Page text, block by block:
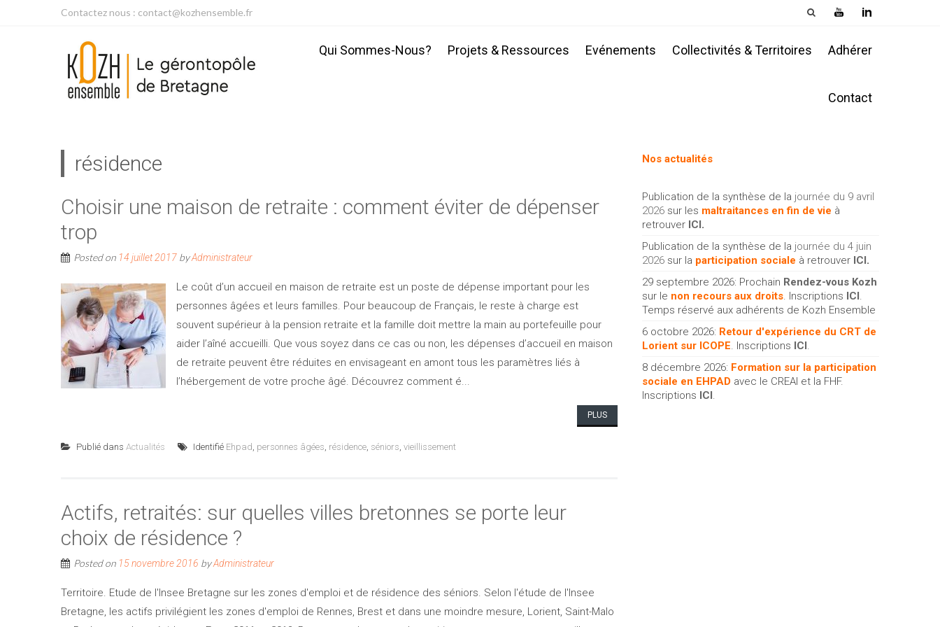
Contactez nous : contact@kozhensemble.fr
Qui Sommes-Nous? Projets & Ressources Evénements Collectivités & Territoires Adhérer
Contact
résidence
Choisir une maison de retraite : comment éviter de dépenser
trop
Posted on 14 juillet 2017 byAdministrateur
Le coût d’un accueil en maison de retraite est un poste de dépense important pour les
personnes âgées et leurs familles. Pour beaucoup de Français, le reste à charge est
souvent supérieur à la pension retraite et la famille doit mettre la main au portefeuille pour
aider l’aîné accueilli. Que vous soyez dans ce cas ou non, les dépenses d’accueil en maison
de retraite peuvent être réduites en envisageant en amont tous les paramètres liés à
l’hébergement de votre proche âgé. Découvrez comment é...
PLUS
Publié dans Actualités Identifié Ehpad, personnes âgées, résidence, séniors, vieillissement
Actifs, retraités: sur quelles villes bretonnes se porte leur
choix de résidence ?
Posted on 15 novembre 2016 byAdministrateur
Territoire. Etude de l'Insee Bretagne sur les zones d'emploi et de résidence des séniors. Selon l'étude de l'Insee
Bretagne, les actifs privilégient les zones d'emploi de Rennes, Brest et dans une moindre mesure, Lorient, Saint-Malo
Nos actualités
Publication de la synthèse de la journée du 9 avril
2026sur les maltraitances en fin de vie à
retrouver ICI.
Publication de la synthèse de la journée du 4 juin
2026sur la participation sociale à retrouver ICI.
29 septembre 2026: Prochain Rendez-vous Kozh
sur le non recours aux droits. Inscriptions ICI.
Temps réservé aux adhérents de Kozh Ensemble
6 octobre 2026: Retour d'expérience du CRT de
Lorient sur ICOPE. Inscriptions ICI.
8 décembre 2026: Formation sur la participation
sociale en EHPADavec le CREAI et la FHF.
Inscriptions ICI.